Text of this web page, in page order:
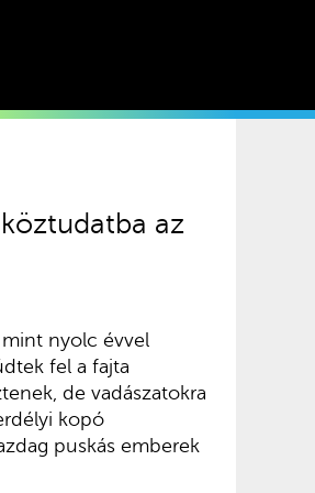
az
nyolc évvel
fel a fajta
de vadászatokra
kopó
puskás emberek